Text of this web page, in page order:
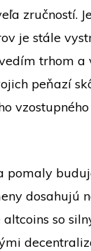
zručností.
je stále
trhom a
peňazí
pomaly
dosahujú
altcoins so